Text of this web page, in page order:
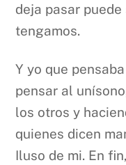
deja pasar
tengamos.
Y yo que
pensar al
los otros y
quienes dicen
Iluso de mi. En